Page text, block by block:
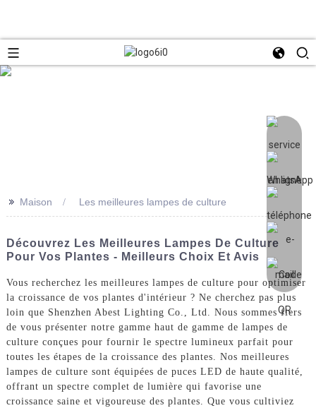
>> Maison Les meilleures lampes de culture
Découvrez Les Meilleures Lampes De Culture
Pour Vos Plantes - Meilleurs Choix Et Avis
Vous recherchez les meilleures lampes de culture pour optimiser
la croissance de vos plantes d'intérieur ? Ne cherchez pas plus
loin que Shenzhen Abest Lighting Co., Ltd. Nous sommes fiers
de vous présenter notre gamme haut de gamme de lampes de
culture conçues pour fournir le spectre lumineux parfait pour
toutes les étapes de la croissance des plantes. Nos meilleures
lampes de culture sont équipées de puces LED de haute qualité,
offrant un spectre complet de lumière qui favorise une
croissance saine et vigoureuse des plantes. Que vous cultiviez